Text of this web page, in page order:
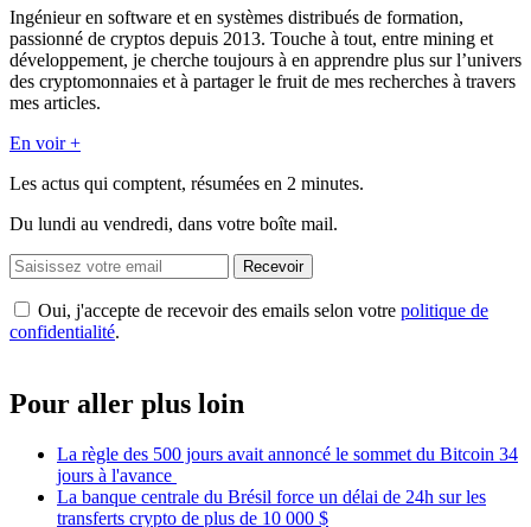
Ingénieur en software et en systèmes distribués de formation,
passionné de cryptos depuis 2013. Touche à tout, entre mining et
développement, je cherche toujours à en apprendre plus sur l’univers
des cryptomonnaies et à partager le fruit de mes recherches à travers
mes articles.
En voir +
Les actus qui comptent, résumées en 2 minutes.
Du lundi au vendredi, dans votre boîte mail.
Recevoir
Oui, j'accepte de recevoir des emails selon votre politique de
confidentialité.
Pour aller plus loin
La règle des 500 jours avait annoncé le sommet du Bitcoin 34
jours à l'avance
La banque centrale du Brésil force un délai de 24h sur les
transferts crypto de plus de 10 000 $